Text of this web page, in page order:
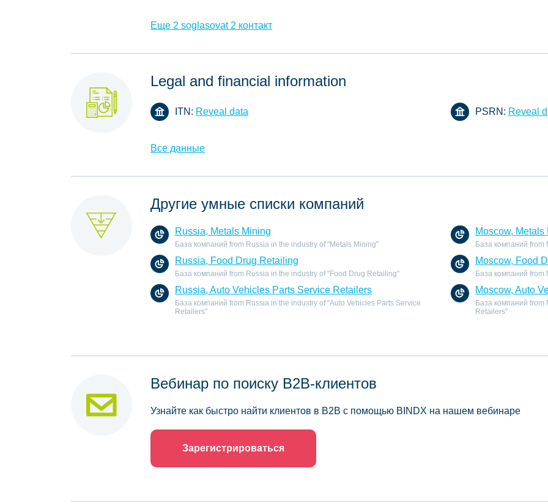
Еще 2 soglasovat 2 контакт
Legal and financial information
ITN: Reveal data PSRN: Reveal
Все данные
Другие умные списки компаний
Russia, Metals Mining
База компаний from Russia in the industry of "Metals Mining"
Moscow, Metals
База компаний from
Russia, Food Drug Retailing
База компаний from Russia in the industry of "Food Drug Retailing"
Moscow, Food
База компаний from
Russia, Auto Vehicles Parts Service Retailers
База компаний from Russia in the industry of "Auto Vehicles Parts Service
Retailers"
Moscow, Auto
База компаний from
Retailers"
Вебинар по поиску B2B-клиентов
Узнайте как быстро найти клиентов в B2B с помощью BINDX на нашем вебинаре
Зарегистрироваться